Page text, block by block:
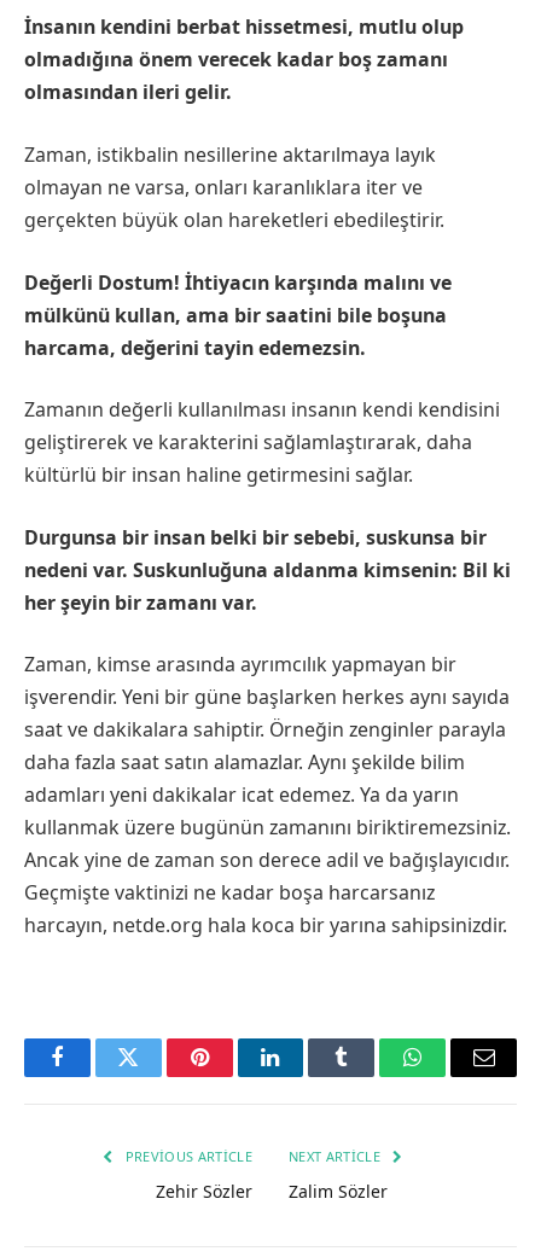
İnsanın kendini berbat hissetmesi, mutlu olup
olmadığına önem verecek kadar boş zamanı
olmasından ileri gelir.
Zaman, istikbalin nesillerine aktarılmaya layık
olmayan ne varsa, onları karanlıklara iter ve
gerçekten büyük olan hareketleri ebedileştirir.
Değerli Dostum! İhtiyacın karşında malını ve
mülkünü kullan, ama bir saatini bile boşuna
harcama, değerini tayin edemezsin.
Zamanın değerli kullanılması insanın kendi kendisini
geliştirerek ve karakterini sağlamlaştırarak, daha
kültürlü bir insan haline getirmesini sağlar.
Durgunsa bir insan belki bir sebebi, suskunsa bir
nedeni var. Suskunluğuna aldanma kimsenin: Bil ki
her şeyin bir zamanı var.
Zaman, kimse arasında ayrımcılık yapmayan bir
işverendir. Yeni bir güne başlarken herkes aynı sayıda
saat ve dakikalara sahiptir. Örneğin zenginler parayla
daha fazla saat satın alamazlar. Aynı şekilde bilim
adamları yeni dakikalar icat edemez. Ya da yarın
kullanmak üzere bugünün zamanını biriktiremezsiniz.
Ancak yine de zaman son derece adil ve bağışlayıcıdır.
Geçmişte vaktinizi ne kadar boşa harcarsanız
harcayın, netde.org hala koca bir yarına sahipsinizdir.
FacebookTwitter PinterestLinkedInTumblr WhatsAppEmail
PREVIOUS ARTICLE
Zehir Sözler
NEXT ARTICLE
Zalim Sözler